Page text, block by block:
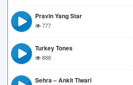
Pravin Yang Star
777
Turkey Tones
888
Sehra – Ankit Tiwari